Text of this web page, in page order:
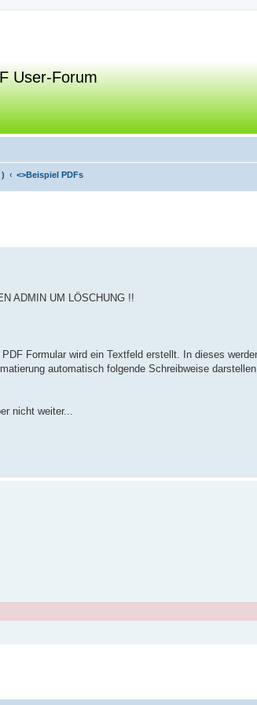
User-Forum
<>Beispiel PDFs
ADMIN UM LÖSCHUNG !!
Formular wird ein Textfeld erstellt. In dieses
automatisch folgende Schreibweise
nicht weiter...